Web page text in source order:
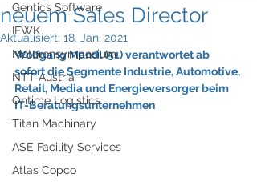
Gentics Software
IFWK
Motorensymposium
NTT Austria
Ontime Logistics
Titan Machinary
ASE Facility Services
Atlas Copco
neuem Sales Director
Aktualisiert: 18. Jan. 2021
Wolfgang Mandl (51) verantwortet ab
sofort die Segmente Industrie, Automotive,
Retail, Media und Energieversorger beim
IT-Beratungsunternehmen